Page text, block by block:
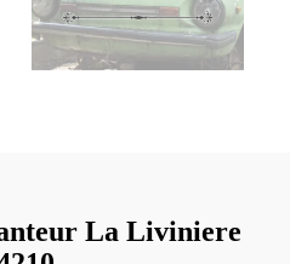
La Liviniere